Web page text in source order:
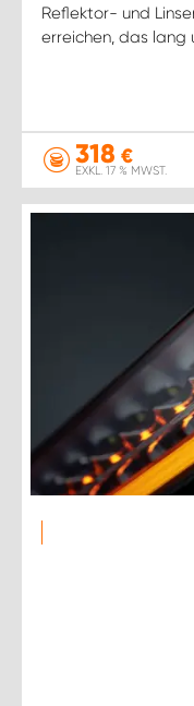
Reflektor- und
erreichen, das lang
318 €
EXKL. 17 % MWST.